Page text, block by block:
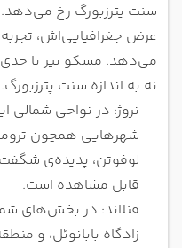
سنت پترزبورگ رخ
عرض جغرافیایی‌اش،
می‌دهد. مسکو نیز تا حدی
نه به اندازه سنت پترزبورگ.
نروژ: در نواحی شمالی
شهرهایی همچون
لوفوتن، پدیده‌ی
قابل مشاهده است.
فنلاند: در بخش‌های
زادگاه بابانوئل، و